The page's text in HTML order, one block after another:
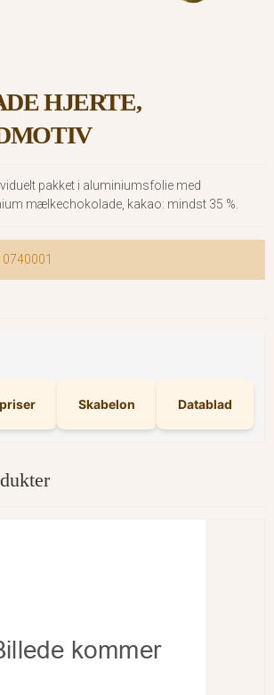
HJERTE,
pakket i aluminiumsfolie med
mælkechokolade, kakao: mindst 35 %.
Skabelon Datablad